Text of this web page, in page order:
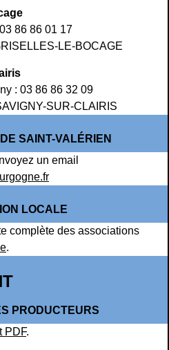
86 86 01 17
LE-BOCAGE
: 03 86 86 32 09
SUR-CLAIRIS
SAINT-VALÉRIEN
un email
LOCALE
complète des associations
.
PRODUCTEURS
PDF.